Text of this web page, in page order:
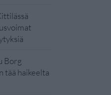
Borg
tää haikeelta